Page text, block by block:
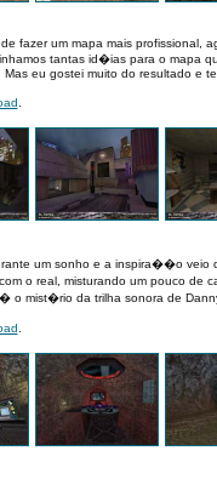
fazer um mapa mais profissional,
tantas id�ias para o mapa
eu gostei muito do resultado e
um sonho e a inspira��o veio
o real, misturando um pouco de
o mist�rio da trilha sonora de